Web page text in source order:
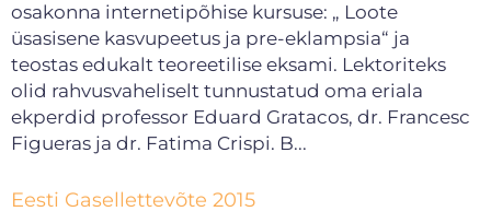
osakonna internetipõhise kursuse: „ Loote
üsasisene kasvupeetus ja pre-eklampsia“ ja
teostas edukalt teoreetilise eksami. Lektoriteks
olid rahvusvaheliselt tunnustatud oma eriala
ekperdid professor Eduard Gratacos, dr. Francesc
Figueras ja dr. Fatima Crispi. B...
Eesti Gasellettevõte 2015